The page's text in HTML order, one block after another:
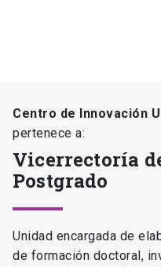
Centro de Innovación
pertenece a:
Vicerrectoría
Postgrado
Unidad encargada de
de formación doctoral,